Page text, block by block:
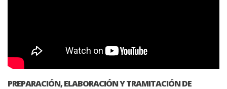
PREPARACIÓN, ELABORACIÓN Y TRAMITACIÓN DE